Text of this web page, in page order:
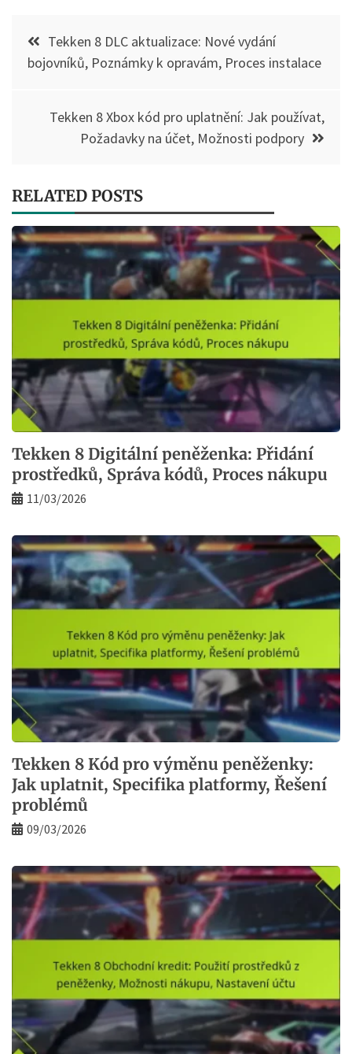
navigation
Tekken 8 DLC aktualizace: Nové vydání
bojovníků, Poznámky k opravám, Proces instalace
Tekken 8 Xbox kód pro uplatnění: Jak používat,
Požadavky na účet, Možnosti podpory
RELATED POSTS
Tekken 8 Digitální peněženka: Přidání
prostředků, Správa kódů, Proces nákupu
11/03/2026
Tekken 8 Kód pro výměnu peněženky:
Jak uplatnit, Specifika platformy, Řešení
problémů
09/03/2026